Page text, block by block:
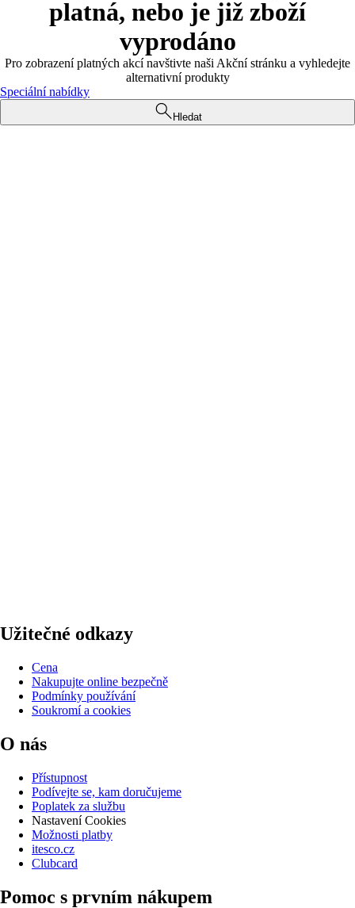
platná, nebo je již zboží
vyprodáno
Pro zobrazení platných akcí navštivte naši Akční stránku a vyhledejte
alternativní produkty
Speciální nabídky
Hledat
Užitečné odkazy
Cena
Nakupujte online bezpečně
Podmínky používání
Soukromí a cookies
O nás
Přístupnost
Podívejte se, kam doručujeme
Poplatek za službu
Nastavení Cookies
Možnosti platby
itesco.cz
Clubcard
Pomoc s prvním nákupem